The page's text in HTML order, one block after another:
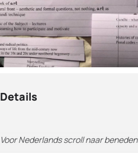
Details
Voor Nederlands scroll naar beneden